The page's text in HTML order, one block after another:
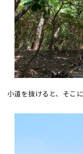
小道を抜けると、そこ